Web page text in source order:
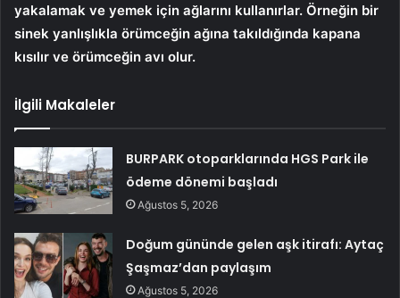
yakalamak ve yemek için ağlarını kullanırlar. Örneğin bir
sinek yanlışlıkla örümceğin ağına takıldığında kapana
kısılır ve örümceğin avı olur.
İlgili Makaleler
BURPARK otoparklarında HGS Park ile
ödeme dönemi başladı
Ağustos 5, 2026
Doğum gününde gelen aşk itirafı: Aytaç
Şaşmaz’dan paylaşım
Ağustos 5, 2026